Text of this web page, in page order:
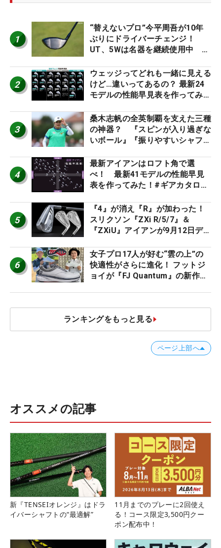
1
“替えないプロ”今平周吾が10年
ぶりにドライバーチェンジ！
UT、5Wは名器を継続使用中 #
2
ウェッジってどれも一緒に見える
けど…違いってあるの？ 最新24
モデルの性能早見表を作ってみ
3
桑木志帆の全英制覇を支えた三種
の神器？ 『スピンが入り過ぎな
いボール』『振りやすいシャフ
ー』 #女子プロセッティング
4
最新アイアンはロフト角で選
べ！ 最新41モデルの性能早見
表を作ってみた！#ギアカタログ
5
『4』が消え『R』が加わった！
スリクソン『ZXi R/5/7』＆
『ZXiU』アイアンが9月12日デ
6
女子プロ17人が好む“雲の上”の
快適性がさらに進化！ フットジ
ョイが『FJ Quantum』の新作を
ランキングをもっと見る
ページ上部へ
オススメの記事
新『TENSEIオレンジ』はドラ
イバーシャフトの“最適解”
11月までのプレーに2回使え
る！コース限定3,500円クー
ポン配布中！